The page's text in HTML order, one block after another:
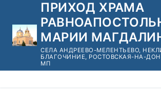
содержимому
ПРИХОД ХРАМА
МАРИИ
СЕЛА АНДРЕЕВО-МЕЛЕНТЬЕВО,
БЛАГОЧИНИЕ, РОСТОВСКАЯ-НА-
МП